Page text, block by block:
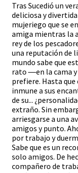
Tras Sucedió un
deliciosa y
mujeriego que se
amiga mientras la
rey de los
una reputación de
mundo sabe que
rato ―en la cama
prefiere. Hasta que
inmune a sus
de su...
extraño. Sin
arriesgarse a una
amigos y punto.
por trabajo y
Sabe que es un
solo amigos. De
compañero de